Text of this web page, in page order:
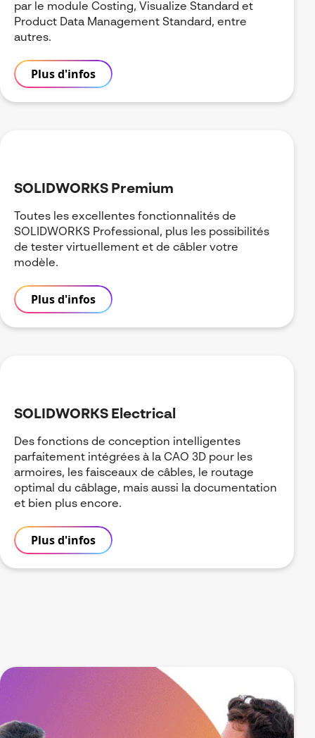
par le module Costing, Visualize Standard et
Product Data Management Standard, entre
autres.
Plus d'infos
SOLIDWORKS Premium
Toutes les excellentes fonctionnalités de
SOLIDWORKS Professional, plus les possibilités
de tester virtuellement et de câbler votre
modèle.
Plus d'infos
SOLIDWORKS Electrical
Des fonctions de conception intelligentes
parfaitement intégrées à la CAO 3D pour les
armoires, les faisceaux de câbles, le routage
optimal du câblage, mais aussi la documentation
et bien plus encore.
Plus d'infos